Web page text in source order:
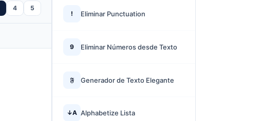
4 5
! Eliminar Punctuation
9 Eliminar Números desde Texto
𝔉 Generador de Texto Elegante
↓A Alphabetize Lista